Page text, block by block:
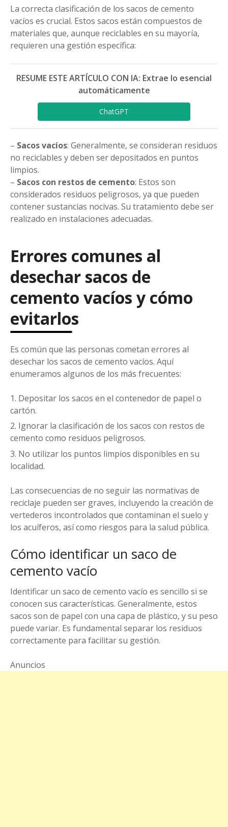
La correcta clasificación de los sacos de cemento
vacíos es crucial. Estos sacos están compuestos de
materiales que, aunque reciclables en su mayoría,
requieren una gestión específica:
RESUME ESTE ARTÍCULO CON IA: Extrae lo esencial
automáticamente
ChatGPT
– Sacos vacíos: Generalmente, se consideran residuos
no reciclables y deben ser depositados en puntos
limpios.
– Sacos con restos de cemento: Estos son
considerados residuos peligrosos, ya que pueden
contener sustancias nocivas. Su tratamiento debe ser
realizado en instalaciones adecuadas.
Errores comunes al
desechar sacos de
cemento vacíos y cómo
evitarlos
Es común que las personas cometan errores al
desechar los sacos de cemento vacíos. Aquí
enumeramos algunos de los más frecuentes:
Depositar los sacos en el contenedor de papel o
cartón.
Ignorar la clasificación de los sacos con restos de
cemento como residuos peligrosos.
No utilizar los puntos limpios disponibles en su
localidad.
Las consecuencias de no seguir las normativas de
reciclaje pueden ser graves, incluyendo la creación de
vertederos incontrolados que contaminan el suelo y
los acuíferos, así como riesgos para la salud pública.
Cómo identificar un saco de
cemento vacío
Identificar un saco de cemento vacío es sencillo si se
conocen sus características. Generalmente, estos
sacos son de papel con una capa de plástico, y su peso
puede variar. Es fundamental separar los residuos
correctamente para facilitar su gestión.
Anuncios